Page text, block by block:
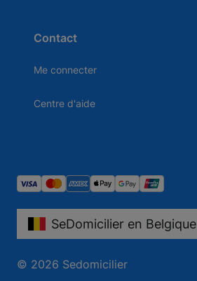
Contact
Me connecter
Centre d'aide
© 2026 Sedomicilier
SeDomicilier en Belgique